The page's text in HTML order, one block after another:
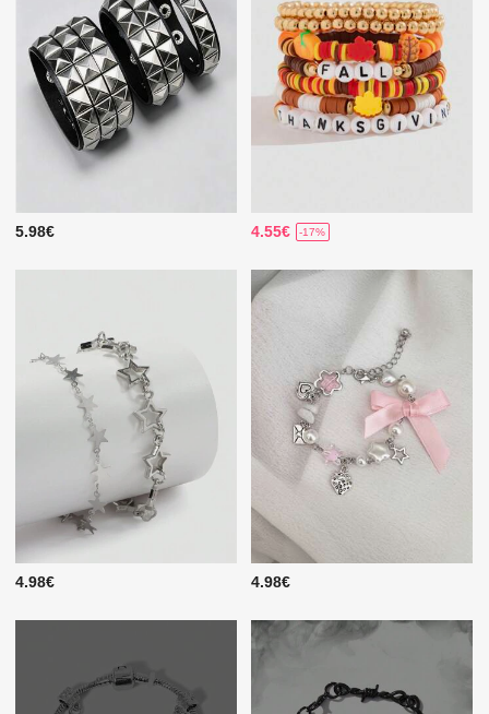
5.98€ 4.55€ -17%
4.98€ 4.98€